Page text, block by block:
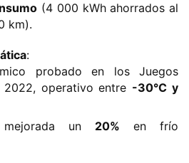
​ (4 000 kWh ahorrados al
km).
​:
probado en los Juegos
operativo entre
​-30°C y
mejorada un
​20%​ ​ en frío